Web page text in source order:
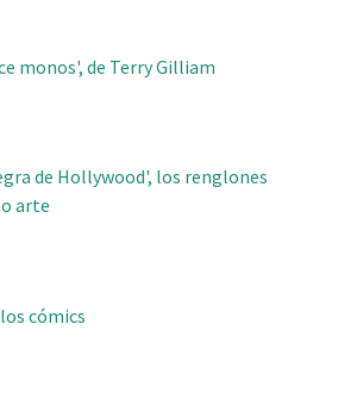
monos', de Terry Gilliam
de Hollywood', los renglones
arte
cómics